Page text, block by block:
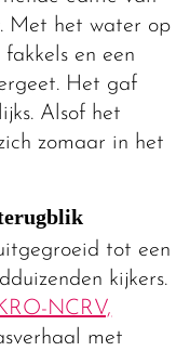
Met het water op
en een
Het gaf
Alsof het
zomaar in het
tot een
kijkers.
NCRV,
met